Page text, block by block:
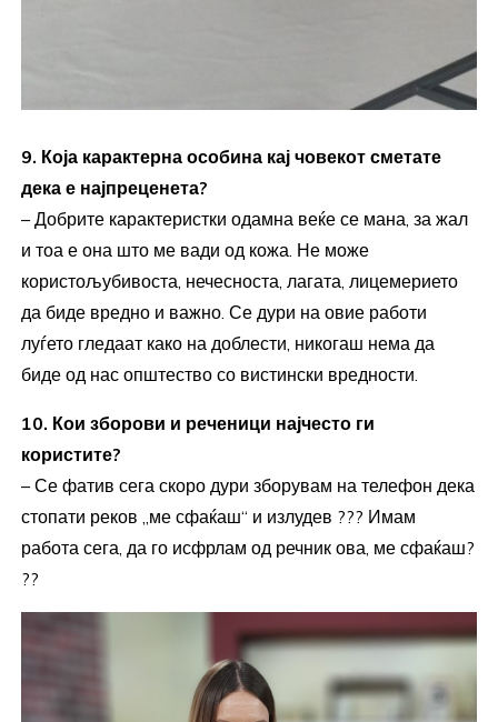
9. Која карактерна особина кај човекот сметате
дека е најпреценета?
– Добрите карактеристки одамна веќе се мана, за жал
и тоа е она што ме вади од кожа. Не може
користољубивоста, нечесноста, лагата, лицемерието
да биде вредно и важно. Се дури на овие работи
луѓето гледаат како на доблести, никогаш нема да
биде од нас општество со вистински вредности.
10. Кои зборови и реченици најчесто ги
користите?
– Се фатив сега скоро дури зборувам на телефон дека
стопати реков „ме сфаќаш“ и излудев ??? Имам
работа сега, да го исфрлам од речник ова, ме сфаќаш?
??